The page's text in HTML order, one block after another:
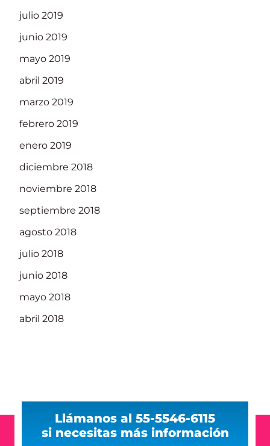
julio 2019
junio 2019
mayo 2019
abril 2019
marzo 2019
febrero 2019
enero 2019
diciembre 2018
noviembre 2018
septiembre 2018
agosto 2018
julio 2018
junio 2018
mayo 2018
abril 2018
Llámanos al 55-5546-6115
si necesitas más información